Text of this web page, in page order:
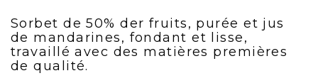
Sorbet de 50% der fruits, purée et jus
de mandarines, fondant et lisse,
travaillé avec des matières premières
de qualité.